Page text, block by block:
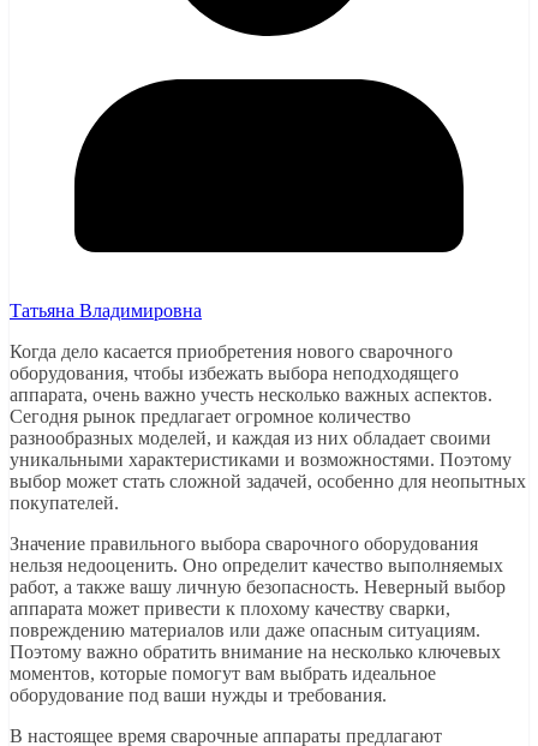
Татьяна Владимировна
Когда дело касается приобретения нового сварочного
оборудования, чтобы избежать выбора неподходящего
аппарата, очень важно учесть несколько важных аспектов.
Сегодня рынок предлагает огромное количество
разнообразных моделей, и каждая из них обладает своими
уникальными характеристиками и возможностями. Поэтому
выбор может стать сложной задачей, особенно для неопытных
покупателей.
Значение правильного выбора сварочного оборудования
нельзя недооценить. Оно определит качество выполняемых
работ, а также вашу личную безопасность. Неверный выбор
аппарата может привести к плохому качеству сварки,
повреждению материалов или даже опасным ситуациям.
Поэтому важно обратить внимание на несколько ключевых
моментов, которые помогут вам выбрать идеальное
оборудование под ваши нужды и требования.
В настоящее время сварочные аппараты предлагают